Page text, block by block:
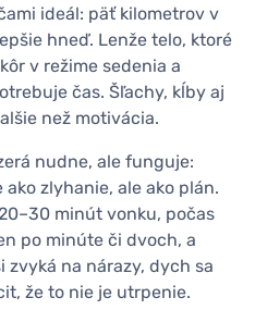
ideál: päť kilometrov v
hneď. Lenže telo, ktoré
v režime sedenia a
čas. Šľachy, kĺby aj
než motivácia.
nudne, ale funguje:
ako zlyhanie, ale ako plán.
minút vonku, počas
po minúte či dvoch, a
zvyká na nárazy, dych sa
že to nie je utrpenie.